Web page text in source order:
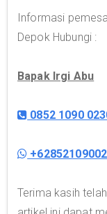
Informasi
Depok Hubungi :
Bapak Irgi Abu
0852 1090
Terima kasih